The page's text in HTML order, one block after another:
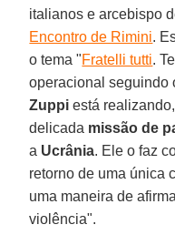
italianos e arcebispo
Encontro de Rimini.
o tema "Fratelli tutti.
operacional seguindo
Zuppi está
delicada missão de
a Ucrânia. Ele o faz
retorno de uma única
uma maneira de
violência".